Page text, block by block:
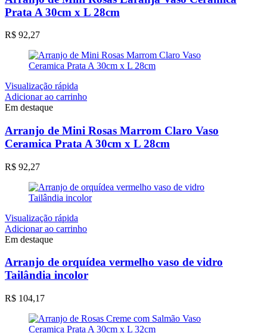
Prata A 30cm x L 28cm
R$ 92,27
Visualização rápida
Adicionar ao carrinho
Em destaque
Arranjo de Mini Rosas Marrom Claro Vaso
Ceramica Prata A 30cm x L 28cm
R$ 92,27
Visualização rápida
Adicionar ao carrinho
Em destaque
Arranjo de orquídea vermelho vaso de vidro
Tailândia incolor
R$ 104,17